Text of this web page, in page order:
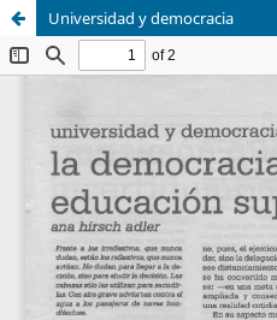
Universidad y democracia